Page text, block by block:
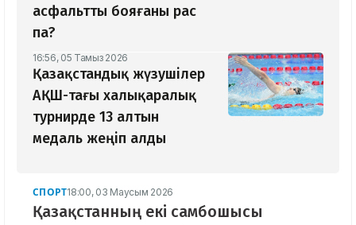
асфальтты бояғаны рас
па?
16:56, 05 Тамыз 2026
Қазақстандық жүзушілер
АҚШ-тағы халықаралық
турнирде 13 алтын
медаль жеңіп алды
СПОРТ18:00, 03 Маусым 2026
Қазақстанның екі самбошысы